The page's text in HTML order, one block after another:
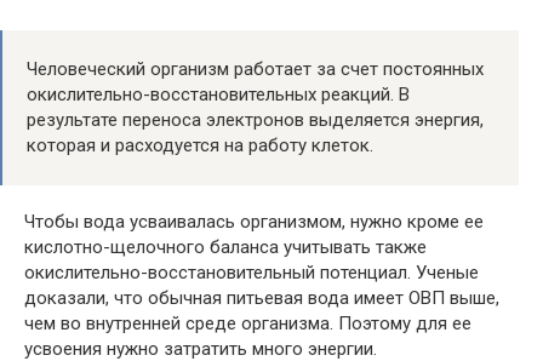
Человеческий организм работает за счет постоянных
окислительно-восстановительных реакций. В
результате переноса электронов выделяется энергия,
которая и расходуется на работу клеток.
Чтобы вода усваивалась организмом, нужно кроме ее
кислотно-щелочного баланса учитывать также
окислительно-восстановительный потенциал. Ученые
доказали, что обычная питьевая вода имеет ОВП выше,
чем во внутренней среде организма. Поэтому для ее
усвоения нужно затратить много энергии.